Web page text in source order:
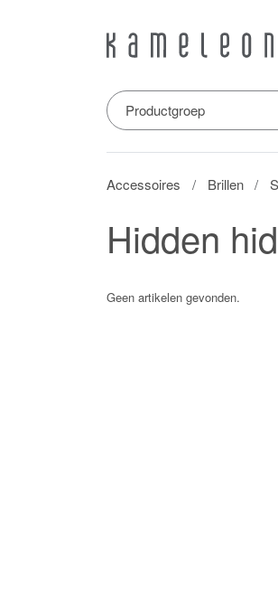
Productgroep
Accessoires Brillen
Hidden
Geen artikelen gevonden.